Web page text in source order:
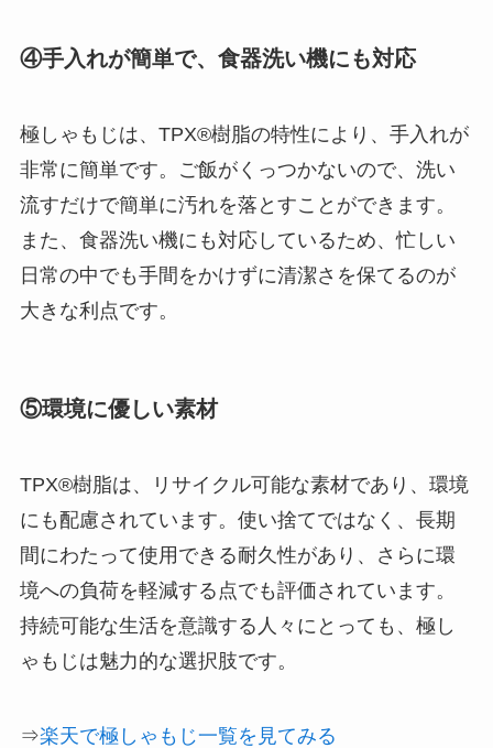
④手入れが簡単で、食器洗い機にも対応
極しゃもじは、TPX®樹脂の特性により、手入れが
非常に簡単です。ご飯がくっつかないので、洗い
流すだけで簡単に汚れを落とすことができます。
また、食器洗い機にも対応しているため、忙しい
日常の中でも手間をかけずに清潔さを保てるのが
大きな利点です。
⑤環境に優しい素材
TPX®樹脂は、リサイクル可能な素材であり、環境
にも配慮されています。使い捨てではなく、長期
間にわたって使用できる耐久性があり、さらに環
境への負荷を軽減する点でも評価されています。
持続可能な生活を意識する人々にとっても、極し
ゃもじは魅力的な選択肢です。
⇒楽天で極しゃもじ一覧を見てみる